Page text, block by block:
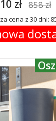
zł 858 zł
cena z 30 dni: